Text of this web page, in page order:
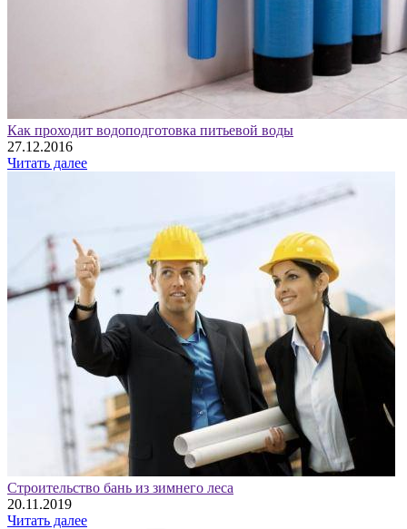
Как проходит водоподготовка питьевой воды
27.12.2016
Читать далее
Строительство бань из зимнего леса
20.11.2019
Читать далее